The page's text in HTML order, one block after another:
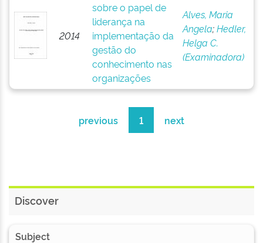
2014
sobre o papel de
liderança na
implementação da
gestão do
conhecimento nas
organizações
Alves, Maria
Angela;Hedler,
Helga C.
(Examinadora)
previous 1 next
Discover
Subject